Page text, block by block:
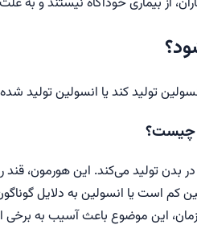
تولید کند یا انسولین
چیست؟
بدن تولید می‌کند. این هورمون،
کم است یا انسولین به دلایل
زمان، این موضوع باعث آسیب به